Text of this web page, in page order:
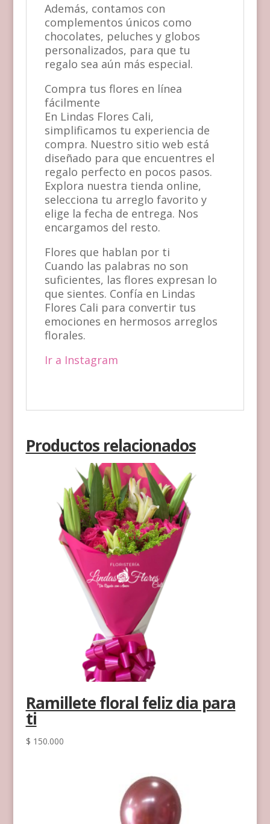
Además, contamos con
complementos únicos como
chocolates, peluches y globos
personalizados, para que tu
regalo sea aún más especial.
Compra tus flores en línea
fácilmente
En Lindas Flores Cali,
simplificamos tu experiencia de
compra. Nuestro sitio web está
diseñado para que encuentres el
regalo perfecto en pocos pasos.
Explora nuestra tienda online,
selecciona tu arreglo favorito y
elige la fecha de entrega. Nos
encargamos del resto.
Flores que hablan por ti
Cuando las palabras no son
suficientes, las flores expresan lo
que sientes. Confía en Lindas
Flores Cali para convertir tus
emociones en hermosos arreglos
florales.
Ir a Instagram
Productos relacionados
Ramillete floral feliz dia para
ti
$ 150.000